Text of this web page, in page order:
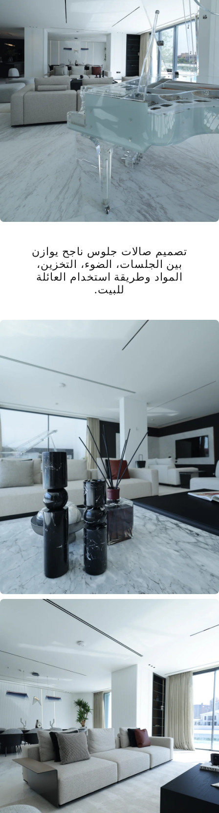
تصميم صالات جلوس ناجح يوازن
بين الجلسات، الضوء، التخزين،
المواد وطريقة استخدام العائلة
للبيت.